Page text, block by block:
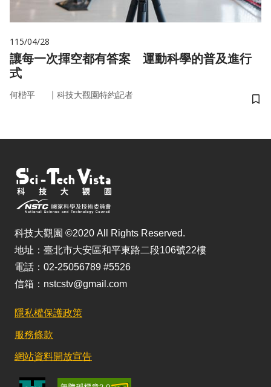
115/04/28
讓每一次揮空都有答案 運動科學的普及進行
式
何楷平 ｜ 科技大觀園特約記者
儲
科技大觀園 ©2020 All Rights Reserved.
地址：臺北市大安區和平東路二段106號22樓
電話：02-25056789 #5526
信箱：nstcstv@gmail.com
隱私權保護政策
服務條款
網站資料開放宣告